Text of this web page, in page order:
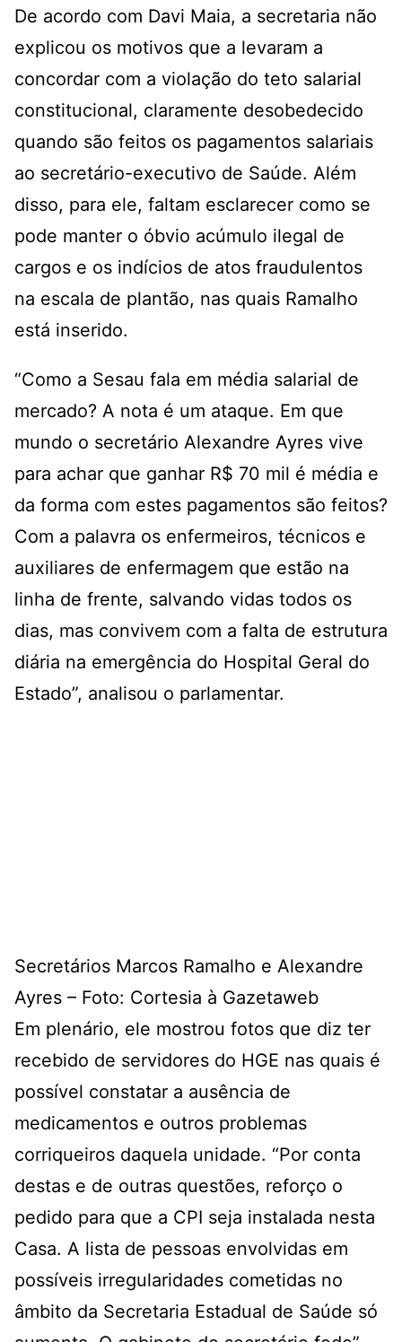
De acordo com Davi Maia, a secretaria não
explicou os motivos que a levaram a
concordar com a violação do teto salarial
constitucional, claramente desobedecido
quando são feitos os pagamentos salariais
ao secretário-executivo de Saúde. Além
disso, para ele, faltam esclarecer como se
pode manter o óbvio acúmulo ilegal de
cargos e os indícios de atos fraudulentos
na escala de plantão, nas quais Ramalho
está inserido.
“Como a Sesau fala em média salarial de
mercado? A nota é um ataque. Em que
mundo o secretário Alexandre Ayres vive
para achar que ganhar R$ 70 mil é média e
da forma com estes pagamentos são feitos?
Com a palavra os enfermeiros, técnicos e
auxiliares de enfermagem que estão na
linha de frente, salvando vidas todos os
dias, mas convivem com a falta de estrutura
diária na emergência do Hospital Geral do
Estado”, analisou o parlamentar.
Secretários Marcos Ramalho e Alexandre
Ayres – Foto: Cortesia à Gazetaweb
Em plenário, ele mostrou fotos que diz ter
recebido de servidores do HGE nas quais é
possível constatar a ausência de
medicamentos e outros problemas
corriqueiros daquela unidade. “Por conta
destas e de outras questões, reforço o
pedido para que a CPI seja instalada nesta
Casa. A lista de pessoas envolvidas em
possíveis irregularidades cometidas no
âmbito da Secretaria Estadual de Saúde só